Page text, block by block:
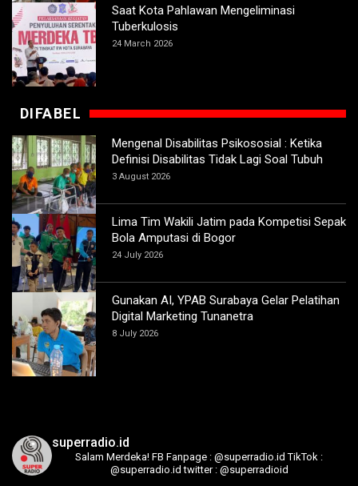
Saat Kota Pahlawan Mengeliminasi
Tuberkulosis
24 March 2026
DIFABEL
Mengenal Disabilitas Psikososial : Ketika
Definisi Disabilitas Tidak Lagi Soal Tubuh
3 August 2026
Lima Tim Wakili Jatim pada Kompetisi Sepak
Bola Amputasi di Bogor
24 July 2026
Gunakan AI, YPAB Surabaya Gelar Pelatihan
Digital Marketing Tunanetra
8 July 2026
superradio.id
Salam Merdeka! FB Fanpage : @superradio.id TikTok :
@superradio.id twitter : @superradioid